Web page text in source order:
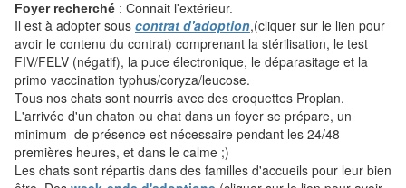
Foyer recherché : Connait l'extérieur.
Il est à adopter sous contrat d'adoption,(cliquer sur le lien pour
avoir le contenu du contrat) comprenant la stérilisation, le test
FIV/FELV (négatif), la puce électronique, le déparasitage et la
primo vaccination typhus/coryza/leucose.
Tous nos chats sont nourris avec des croquettes Proplan.
L'arrivée d'un chaton ou chat dans un foyer se prépare, un
minimum de présence est nécessaire pendant les 24/48
premières heures, et dans le calme ;)
Les chats sont répartis dans des familles d'accueils pour leur bien